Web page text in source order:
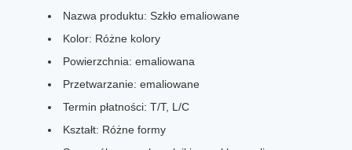
Nazwa produktu: Szkło emaliowane
Kolor: Różne kolory
Powierzchnia: emaliowana
Przetwarzanie: emaliowane
Termin płatności: T/T, L/C
Kształt: Różne formy